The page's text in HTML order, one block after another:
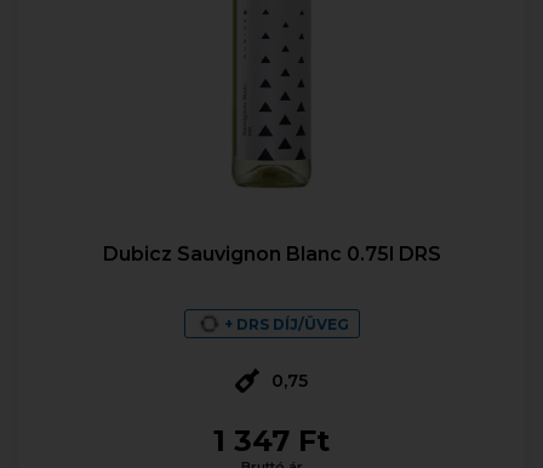
Dubicz Sauvignon Blanc 0.75l DRS
+ DRS DÍJ/ÜVEG
0,75
1 347 Ft